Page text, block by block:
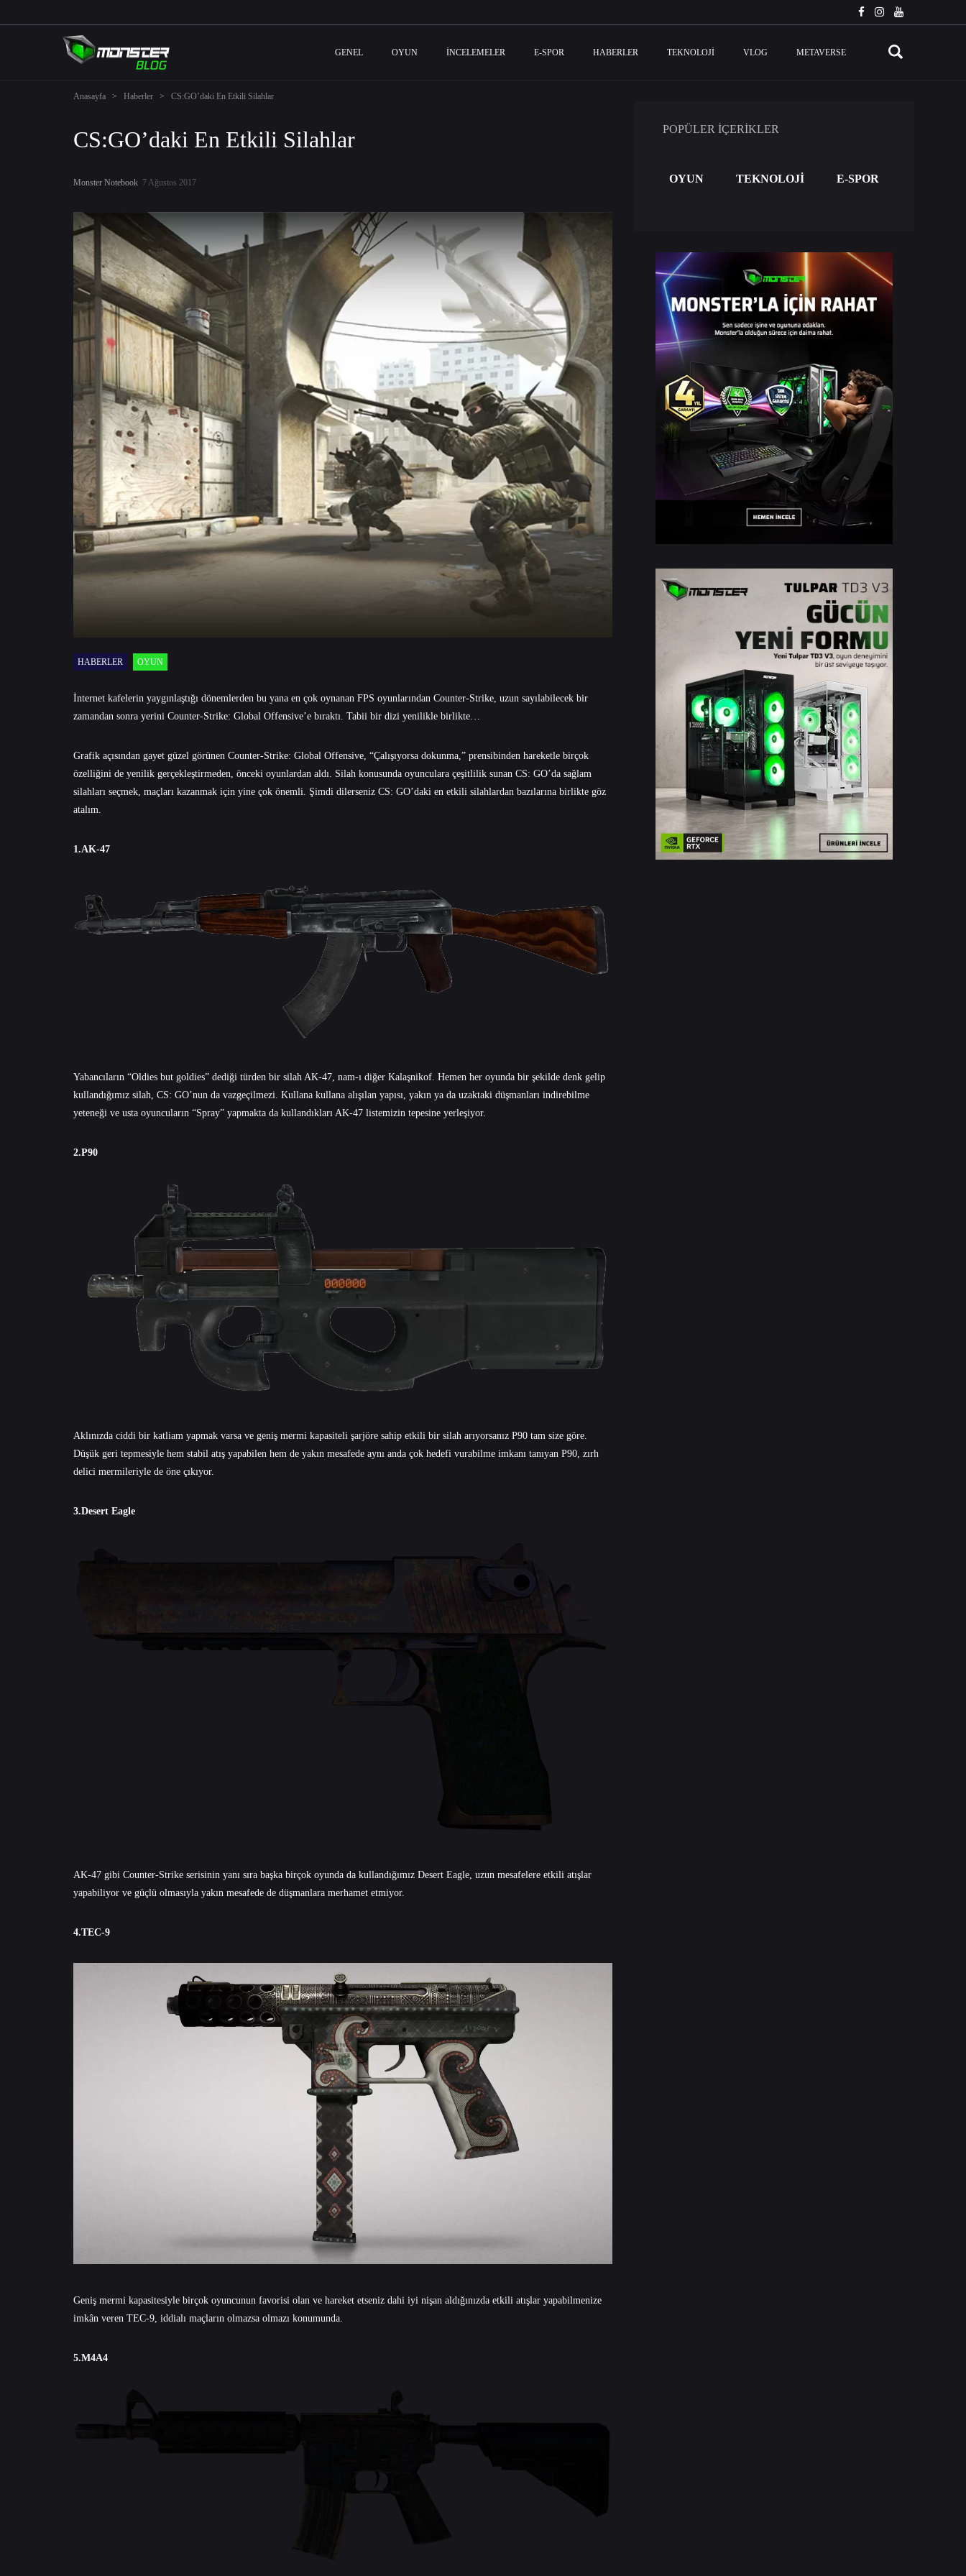
GENEL OYUN İNCELEMELER E-SPOR HABERLER TEKNOLOJI VLOG METAVERSE
Anasayfa > Haberler > CS:GO’daki En Etkili Silahlar
CS:GO’daki En Etkili Silahlar
Monster Notebook 7 Ağustos 2017
HABERLER OYUN
​İnternet kafelerin yaygınlaştığı dönemlerden bu yana en çok oynanan FPS oyunlarından Counter-Strike, uzun sayılabilecek bir
zamandan sonra yerini Counter-Strike: Global Offensive’e bıraktı. Tabii bir dizi yenilikle birlikte…
Grafik açısından gayet güzel görünen Counter-Strike: Global Offensive, “Çalışıyorsa dokunma,” prensibinden hareketle birçok
özelliğini de yenilik gerçekleştirmeden, önceki oyunlardan aldı. Silah konusunda oyunculara çeşitlilik sunan CS: GO’da sağlam
silahları seçmek, maçları kazanmak için yine çok önemli. Şimdi dilerseniz CS: GO’daki en etkili silahlardan bazılarına birlikte göz
atalım.
1.AK-47
Yabancıların “Oldies but goldies” dediği türden bir silah AK-47, nam-ı diğer Kalaşnikof. Hemen her oyunda bir şekilde denk gelip
kullandığımız silah, CS: GO’nun da vazgeçilmezi. Kullana kullana alışılan yapısı, yakın ya da uzaktaki düşmanları indirebilme
yeteneği ve usta oyuncuların “Spray” yapmakta da kullandıkları AK-47 listemizin tepesine yerleşiyor.
2.P90
Aklınızda ciddi bir katliam yapmak varsa ve geniş mermi kapasiteli şarjöre sahip etkili bir silah arıyorsanız P90 tam size göre.
Düşük geri tepmesiyle hem stabil atış yapabilen hem de yakın mesafede aynı anda çok hedefi vurabilme imkanı tanıyan P90, zırh
delici mermileriyle de öne çıkıyor.
3.Desert Eagle
AK-47 gibi Counter-Strike serisinin yanı sıra başka birçok oyunda da kullandığımız Desert Eagle, uzun mesafelere etkili atışlar
yapabiliyor ve güçlü olmasıyla yakın mesafede de düşmanlara merhamet etmiyor.
4.TEC-9
Geniş mermi kapasitesiyle birçok oyuncunun favorisi olan ve hareket etseniz dahi iyi nişan aldığınızda etkili atışlar yapabilmenize
imkân veren TEC-9, iddialı maçların olmazsa olmazı konumunda.
5.M4A4
POPÜLER İÇERİKLER
OYUN TEKNOLOJİ E-SPOR